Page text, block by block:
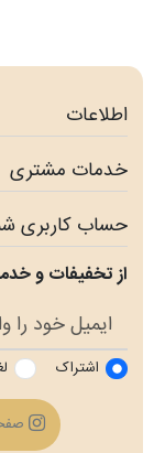
اطلاعات
خدمات مشتری
حساب کاربری
از تخفیفات و
اشتراک